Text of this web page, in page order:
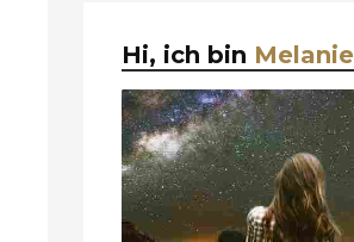
Hi, ich bin Melanie